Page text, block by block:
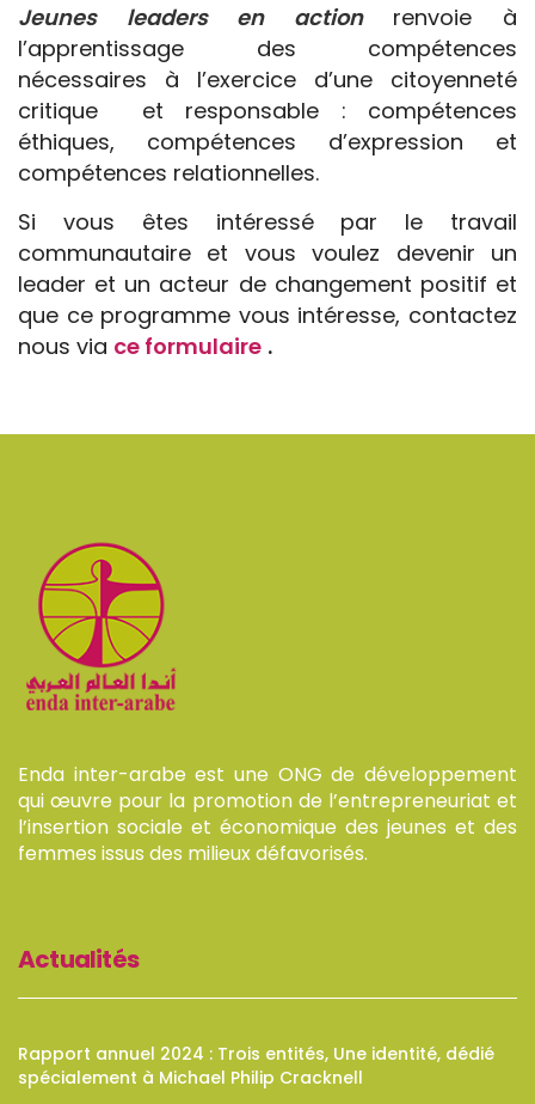
Jeunes leaders en actionrenvoie à
l’apprentissage des compétences
nécessaires à l’exercice d’une citoyenneté
critique et responsable : compétences
éthiques, compétences d’expression et
compétences relationnelles.
Si vous êtes intéressé par le travail
communautaire et vous voulez devenir un
leader et un acteur de changement positif et
que ce programme vous intéresse, contactez
nous via ce formulaire .
Enda inter-arabe est une ONG de développement
qui œuvre pour la promotion de l’entrepreneuriat et
l’insertion sociale et économique des jeunes et des
femmes issus des milieux défavorisés.
Actualités
Rapport annuel 2024 : Trois entités, Une identité, dédié
spécialement à Michael Philip Cracknell